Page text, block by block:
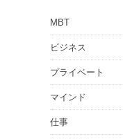
MBT
ビジネス
プライベート
マインド
仕事